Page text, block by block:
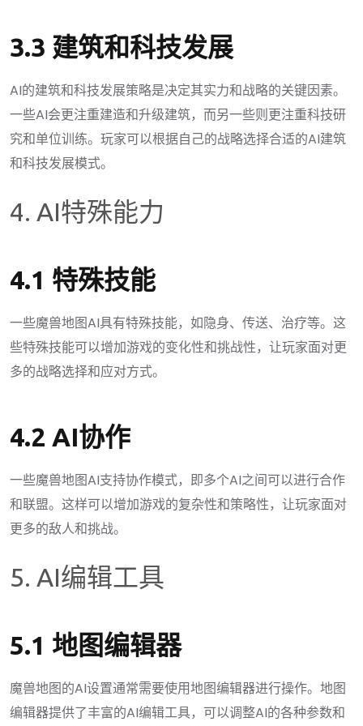
3.3 建筑和科技发展
AI的建筑和科技发展策略是决定其实力和战略的关键因素。
一些AI会更注重建造和升级建筑，而另一些则更注重科技研
究和单位训练。玩家可以根据自己的战略选择合适的AI建筑
和科技发展模式。
4. AI特殊能力
4.1 特殊技能
一些魔兽地图AI具有特殊技能，如隐身、传送、治疗等。这
些特殊技能可以增加游戏的变化性和挑战性，让玩家面对更
多的战略选择和应对方式。
4.2 AI协作
一些魔兽地图AI支持协作模式，即多个AI之间可以进行合作
和联盟。这样可以增加游戏的复杂性和策略性，让玩家面对
更多的敌人和挑战。
5. AI编辑工具
5.1 地图编辑器
魔兽地图的AI设置通常需要使用地图编辑器进行操作。地图
编辑器提供了丰富的AI编辑工具，可以调整AI的各种参数和